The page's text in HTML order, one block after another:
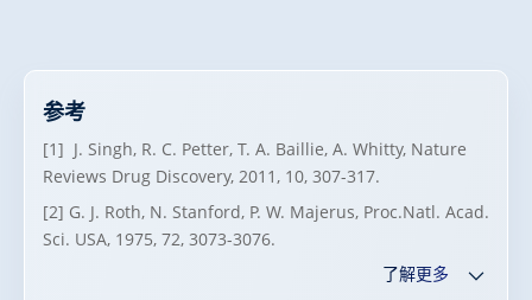
参考
[1] J. Singh, R. C. Petter, T. A. Baillie, A. Whitty, Nature
Reviews Drug Discovery, 2011, 10, 307-317.
[2] G. J. Roth, N. Stanford, P. W. Majerus, Proc.Natl. Acad.
Sci. USA, 1975, 72, 3073-3076.
了解更多